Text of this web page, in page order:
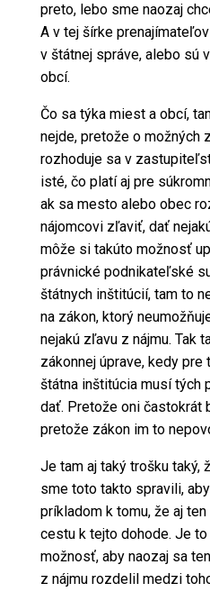
preto, lebo sme naozaj
A v tej šírke
v štátnej správe, alebo sú
obcí.
Čo sa týka miest a obcí,
nejde, pretože o možných
rozhoduje sa v
isté, čo platí aj pre
ak sa mesto alebo obec
nájomcovi zľaviť, dať
môže si takúto možnosť
právnické podnikateľské
štátnych inštitúcií, tam to
na zákon, ktorý
nejakú zľavu z nájmu. Tak
zákonnej úprave, kedy
štátna inštitúcia musí tých
dať. Pretože oni častokrát
pretože zákon im to
Je tam aj taký trošku taký,
sme toto takto spravili,
príkladom k tomu, že aj
cestu k tejto dohode. Je
možnosť, aby naozaj sa
z nájmu rozdelil medzi